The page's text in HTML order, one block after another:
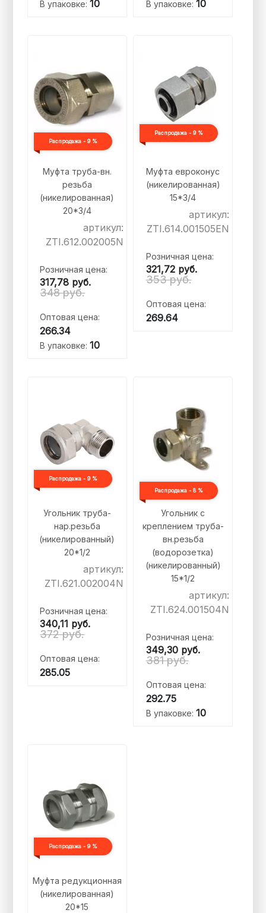
В упаковке:10 В упаковке: 10
Распродажа - 9 %
Муфта труба-вн.
резьба
(никелированная)
20*3/4
артикул:
ZTI.612.002005N
Розничная цена:
317,78 руб.
348 руб.
Оптовая цена:
266.34
В упаковке:10
Распродажа - 9 %
Муфта евроконус
(никелированная)
15*3/4
артикул:
ZTI.614.001505EN
Розничная цена:
321,72 руб.
353 руб.
Оптовая цена:
269.64
Распродажа - 9 %
Угольник труба-
нар.резьба
(никелированный)
20*1/2
артикул:
ZTI.621.002004N
Розничная цена:
340,11 руб.
372 руб.
Оптовая цена:
285.05
Распродажа - 8 %
Угольник с
креплением труба-
вн.резьба
(водорозетка)
(никелированный)
15*1/2
артикул:
ZTI.624.001504N
Розничная цена:
349,30 руб.
381 руб.
Оптовая цена:
292.75
В упаковке: 10
Распродажа - 9 %
Муфта редукционная
(никелированная)
20*15